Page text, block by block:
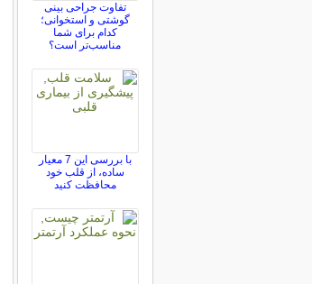
تفاوت جراحی بینی
گوشتی و استخوانی؛
کدام برای شما
مناسب‌تر است؟
با بررسی این 7 معیار
ساده، از قلب خود
محافظت کنید